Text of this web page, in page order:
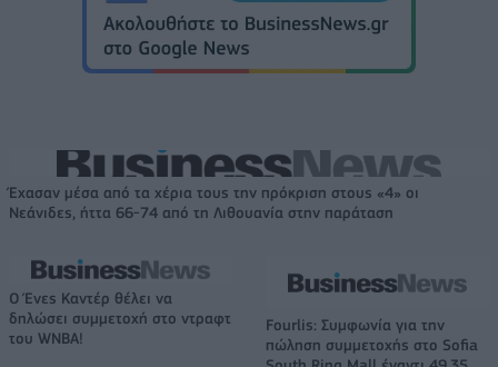
Έχασαν μέσα από τα χέρια τους την πρόκριση στους «4» οι
Νεάνιδες, ήττα 66-74 από τη Λιθουανία στην παράταση
Ο Ένες Καντέρ θέλει να
δηλώσει συμμετοχή στο ντραφτ
του WNBA!
Fourlis: Συμφωνία για την
πώληση συμμετοχής στο Sofia